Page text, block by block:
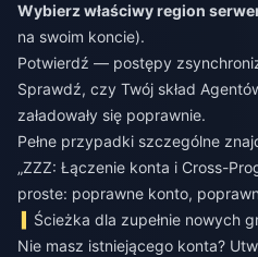
Wybierz właściwy region
na swoim koncie).
Potwierdź — postępy
Sprawdź, czy Twój skład
załadowały się poprawnie.
Pełne przypadki szczególne
„ZZZ: Łączenie konta i Cross-
proste: poprawne konto,
Ścieżka dla zupełnie nowych
Nie masz istniejącego konta?